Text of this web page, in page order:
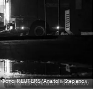
Фото: REUTERS/Anatolii Stepanov